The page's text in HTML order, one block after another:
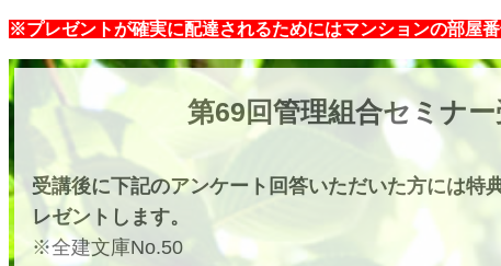
※プレゼントが確実に配達されるためにはマンションの部屋番